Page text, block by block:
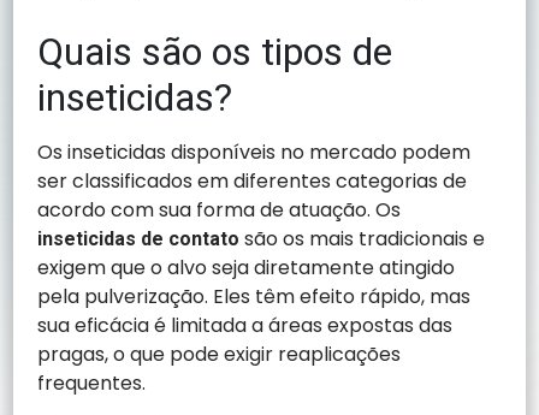
Quais são os tipos de
inseticidas?
Os inseticidas disponíveis no mercado podem
ser classificados em diferentes categorias de
acordo com sua forma de atuação. Os
inseticidas de contato são os mais tradicionais e
exigem que o alvo seja diretamente atingido
pela pulverização. Eles têm efeito rápido, mas
sua eficácia é limitada a áreas expostas das
pragas, o que pode exigir reaplicações
frequentes.